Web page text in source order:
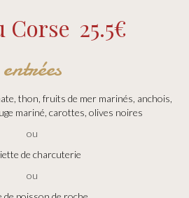
Corse 25.5€
entrées
thon, fruits de mer marinés, anchois,
mariné, carottes, olives noires
ou
de charcuterie
ou